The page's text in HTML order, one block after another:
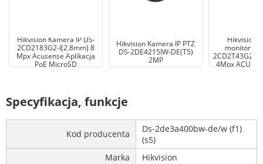
Hikvision Kamera IP DS-
2CD2183G2-I(2.8mm) 8
Mpx Acusense Aplikacja
PoE MicroSD
Hikvision Kamera IP PTZ
DS-2DE4215IW-DE(T5)
2MP
Hikvision
2CD2T43G2-
4Mpx
Specyfikacja, funkcje
Kod producenta
Ds-2de3a400bw-de/w (f1)
(s5)
Marka
Hikvision